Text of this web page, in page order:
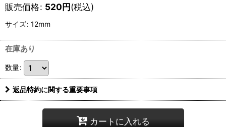
販売価格: 520円(税込)
サイズ: 12mm
在庫あり
数量:
返品特約に関する重要事項
カートに入れる